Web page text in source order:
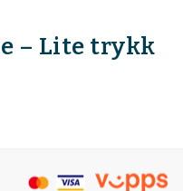
– Lite trykk